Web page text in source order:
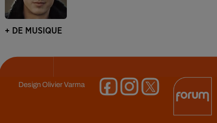
+ DE MUSIQUE
DesignOlivier Varma